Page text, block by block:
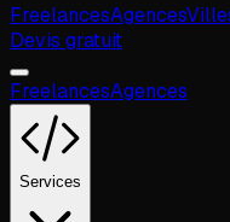
FreelancesAgences
Devis gratuit
FreelancesAgences
Services